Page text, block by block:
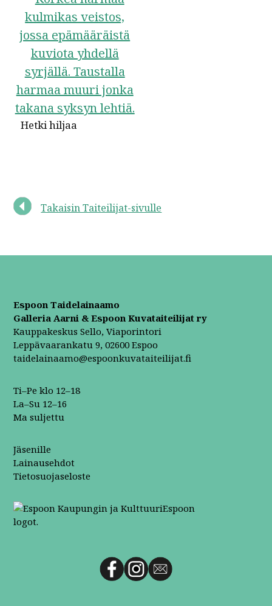
Hetki hiljaa
Takaisin Taiteilijat-sivulle
Espoon Taidelainaamo
Galleria Aarni & Espoon Kuvataiteilijat ry
Kauppakeskus Sello, Viaporintori
Leppävaarankatu 9, 02600 Espoo
taidelainaamo@espoonkuvataiteilijat.fi
Ti–Pe klo 12–18
La–Su 12–16
Ma suljettu
Jäsenille
Lainausehdot
Tietosuojaseloste